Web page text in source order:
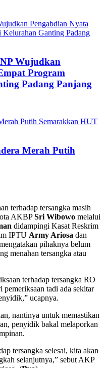
Wujudkan
Program
Padang Panjang
Merah Putih
terhadap tersangka masih
AKBPSri Wibowo melalui
didampingi Kasat Reskrim
IPTU Army Ariosa dan
pihaknya belum
menahan tersangka atau
terhadap tersangka RO
pemeriksaan tadi ada sekitar
ucapnya.
nantinya untuk memastikan
penyidik bakal melaporkan
tersangka selesai, kita akan
selanjutnya,” sebut AKP